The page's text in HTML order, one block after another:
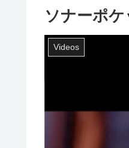
ソナーポ
Videos